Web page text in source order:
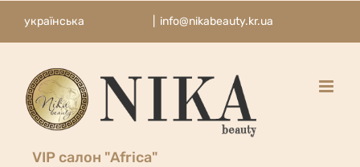
українська info@nikabeauty.kr.ua
VIP салон "Africa"